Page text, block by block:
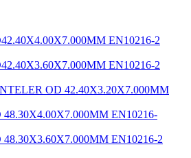
EN10216-2
EN10216-2
OD 42.40X3.20X7.000MM
EN10216-
EN10216-2